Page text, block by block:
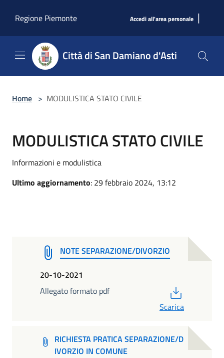
Regione Piemonte
Accedi all'area personale |
Città di San Damiano d'Asti
Home > MODULISTICA STATO CIVILE
MODULISTICA STATO CIVILE
Informazioni e modulistica
Ultimo aggiornamento: 29 febbraio 2024, 13:12
NOTE SEPARAZIONE/DIVORZIO
20-10-2021
Allegato formato pdf
Scarica
RICHIESTA PRATICA SEPARAZIONE/D
IVORZIO IN COMUNE